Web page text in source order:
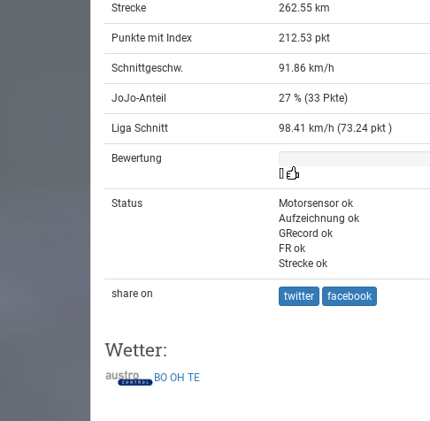
Strecke 262.55 km
Punkte mit Index 212.53 pkt
Schnittgeschw. 91.86 km/h
JoJo-Anteil 27 % (33 Pkte)
Liga Schnitt 98.41 km/h (73.24 pkt )
Bewertung
[]
Status
Motorsensor ok
Aufzeichnung ok
GRecord ok
FR ok
Strecke ok
share on twitter facebook
Wetter:
BO OH TE